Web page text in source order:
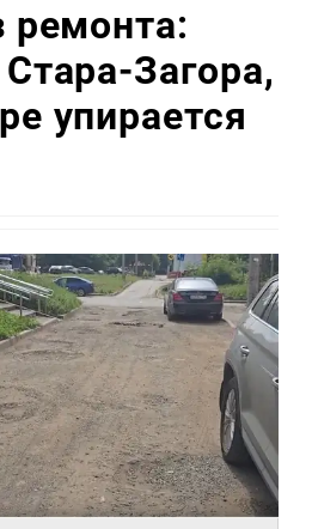
ремонта:
Загора,
упирается